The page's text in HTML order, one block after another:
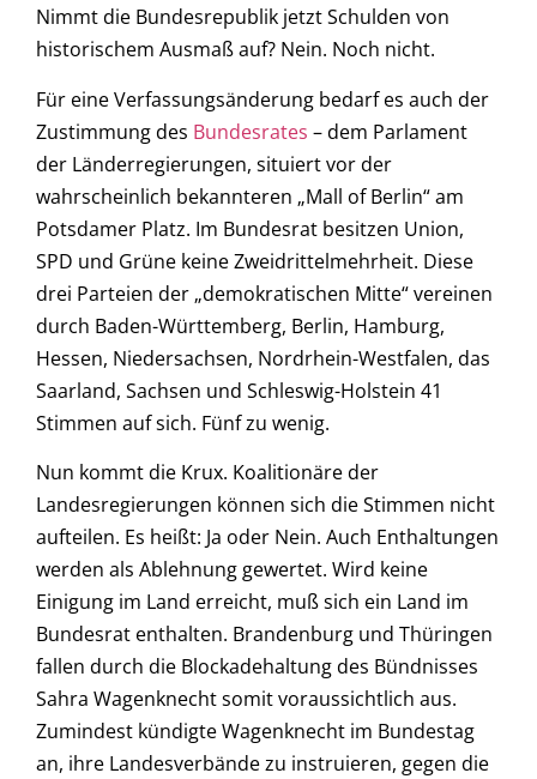
Nimmt die Bundesrepublik jetzt Schulden von
historischem Ausmaß auf? Nein. Noch nicht.
Für eine Verfassungsänderung bedarf es auch der
Zustimmung des Bundesrates – dem Parlament
der Länderregierungen, situiert vor der
wahrscheinlich bekannteren „Mall of Berlin“ am
Potsdamer Platz. Im Bundesrat besitzen Union,
SPD und Grüne keine Zweidrittelmehrheit. Diese
drei Parteien der „demokratischen Mitte“ vereinen
durch Baden-Württemberg, Berlin, Hamburg,
Hessen, Niedersachsen, Nordrhein-Westfalen, das
Saarland, Sachsen und Schleswig-Holstein 41
Stimmen auf sich. Fünf zu wenig.
Nun kommt die Krux. Koalitionäre der
Landesregierungen können sich die Stimmen nicht
aufteilen. Es heißt: Ja oder Nein. Auch Enthaltungen
werden als Ablehnung gewertet. Wird keine
Einigung im Land erreicht, muß sich ein Land im
Bundesrat enthalten. Brandenburg und Thüringen
fallen durch die Blockadehaltung des Bündnisses
Sahra Wagenknecht somit voraussichtlich aus.
Zumindest kündigte Wagenknecht im Bundestag
an, ihre Landesverbände zu instruieren, gegen die